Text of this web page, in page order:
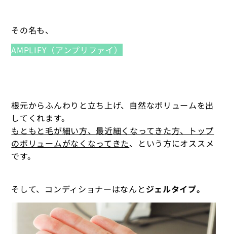
その名も、
AMPLIFY（アンプリファイ）
根元からふんわりと立ち上げ、自然なボリュームを出
してくれます。
もともと毛が細い方、最近細くなってきた方、トップ
のボリュームがなくなってきた、という方にオススメ
です。
そして、コンディショナーはなんとジェルタイプ。